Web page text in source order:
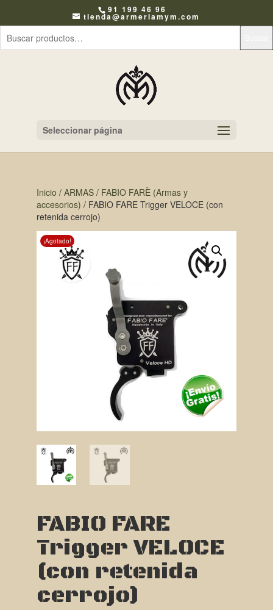
91 199 46 96
tienda@armeriamym.com
Seleccionar página
Inicio / ARMAS/ FABIO FARÈ (Armas y
accesorios) / FABIO FARE Trigger VELOCE (con
retenida cerrojo)
¡Agotado!
FABIO FARE
Trigger VELOCE
(con retenida
cerrojo)